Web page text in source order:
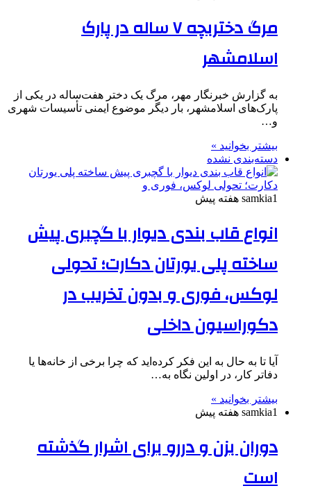
مرگ دختربچه ۷ ساله در پارک
اسلامشهر
به گزارش خبرنگار مهر، مرگ یک دختر هفت‌ساله در یکی از
پارک‌های اسلامشهر، بار دیگر موضوع ایمنی تأسیسات شهری
و…
بیشتر بخوانید »
دسته‌بندی نشده
samkia1 هفته پیش
انواع قاب بندی دیوار با گچبری پیش
ساخته پلی یورتان دکارت؛ تحولی
لوکس، فوری و بدون تخریب در
دکوراسیون داخلی
آیا تا به حال به این فکر کرده‌اید که چرا برخی از خانه‌ها یا
دفاتر کار، در اولین نگاه به‌…
بیشتر بخوانید »
samkia1 هفته پیش
دوران بزن و دررو برای اشرار گذشته
است